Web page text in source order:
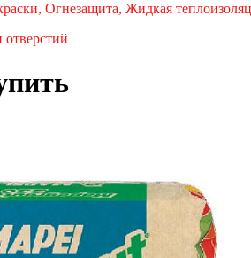
Огнезащита, Жидкая